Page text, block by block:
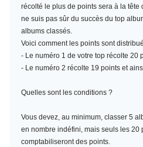
récolté le plus de points sera à la tête
ne suis pas sûr du succès du top
albums classés.
Voici comment les points sont
- Le numéro 1 de votre top récolte 20
- Le numéro 2 récolte 19 points et
Quelles sont les conditions ?
Vous devez, au minimum, classer 5
en nombre indéfini, mais seuls les 20
comptabiliseront des points.